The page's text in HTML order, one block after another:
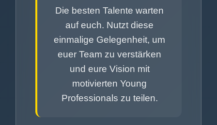
Die besten Talente warten
auf euch. Nutzt diese
einmalige Gelegenheit, um
euer Team zu verstärken
und eure Vision mit
motivierten Young
Professionals zu teilen.